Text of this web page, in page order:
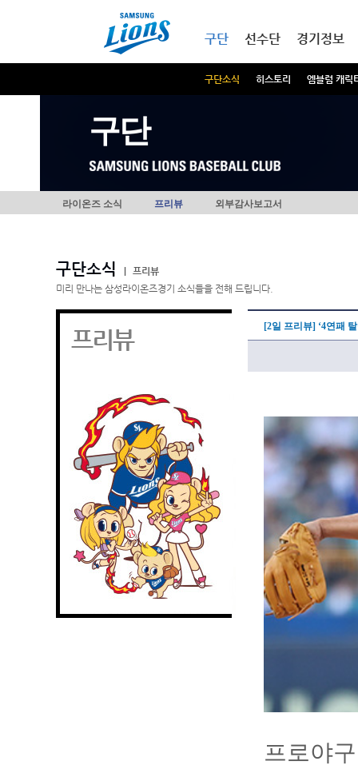
구단
구단소식 히스토리 엠블럼 캐릭
선수단 경기정보
구단
라이온즈 소식 프리뷰 외부감사보고서
구단소식
프리뷰
미리 만나는 삼성라이온즈경기 소식들을 전해 드립니다.
프리뷰 [2일 프리뷰] ‘4연패
프로야